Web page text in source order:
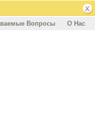
Вопросы О Нас